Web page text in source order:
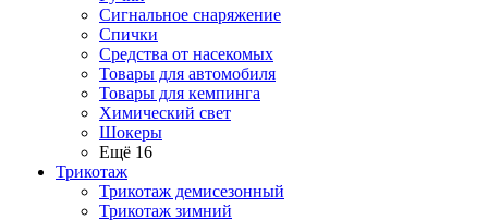
Сигнальное снаряжение
Спички
Средства от насекомых
Товары для автомобиля
Товары для кемпинга
Химический свет
Шокеры
Ещё 16
Трикотаж
Трикотаж демисезонный
Трикотаж зимний